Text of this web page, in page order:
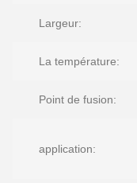
Largeur:
La température:
Point de fusion:
application: